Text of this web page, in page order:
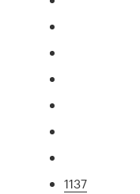
1137